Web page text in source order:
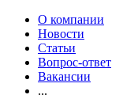
О компании
Новости
Статьи
Вопрос-ответ
Вакансии
...